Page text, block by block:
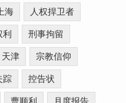
海 人权捍卫者
刑事拘留
天津 宗教信仰
踪 控告状